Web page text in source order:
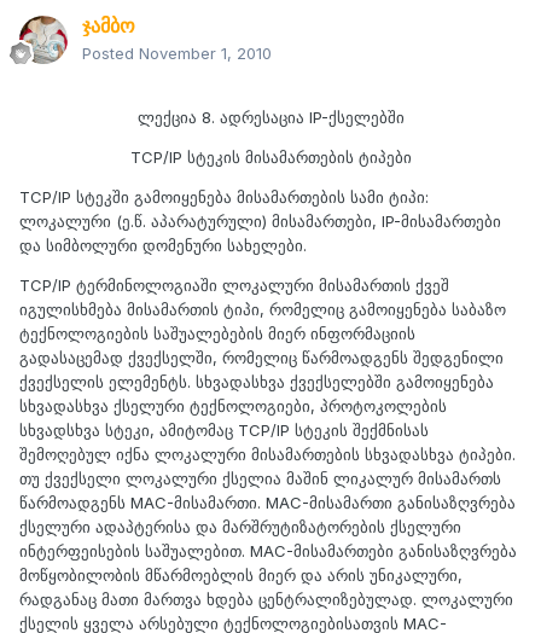
ჯამბო
Posted November 1, 2010
ლექცია 8. ადრესაცია IP-ქსელებში
TCP/IP სტეკის მისამართების ტიპები
TCP/IP სტეკში გამოიყენება მისამართების სამი ტიპი:
ლოკალური (ე.წ. აპარატურული) მისამართები, IP-მისამართები
და სიმბოლური დომენური სახელები.
TCP/IP ტერმინოლოგიაში ლოკალური მისამართის ქვეშ
იგულისხმება მისამართის ტიპი, რომელიც გამოიყენება საბაზო
ტექნოლოგიების საშუალებების მიერ ინფორმაციის
გადასაცემად ქვექსელში, რომელიც წარმოადგენს შედგენილი
ქვექსელის ელემენტს. სხვადასხვა ქვექსელებში გამოიყენება
სხვადასხვა ქსელური ტექნოლოგიები, პროტოკოლების
სხვადსხვა სტეკი, ამიტომაც TCP/IP სტეკის შექმნისას
შემოღებულ იქნა ლოკალური მისამართების სხვადასხვა ტიპები.
თუ ქვექსელი ლოკალური ქსელია მაშინ ლიკალურ მისამართს
წარმოადგენს MAC-მისამართი. MAC-მისამართი განისაზღვრება
ქსელური ადაპტერისა და მარშრუტიზატორების ქსელური
ინტერფეისების საშუალებით. MAC-მისამართები განისაზღვრება
მოწყობილობის მწარმოებლის მიერ და არის უნიკალური,
რადგანაც მათი მართვა ხდება ცენტრალიზებულად. ლოკალური
ქსელის ყველა არსებული ტექნოლოგიებისათვის MAC-